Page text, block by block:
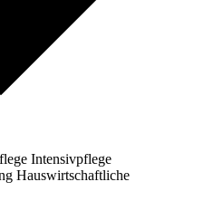
Intensivpflege
Hauswirtschaftliche